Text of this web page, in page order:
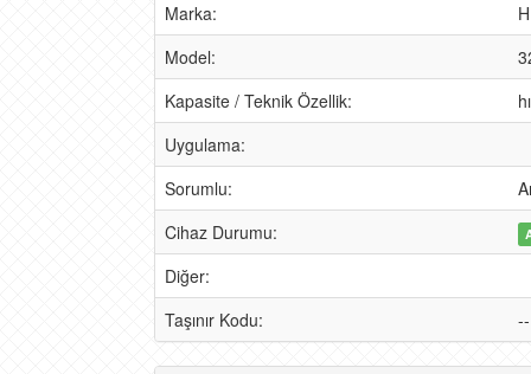
Marka:
Model:
Kapasite / Teknik Özellik:
Uygulama:
Sorumlu:
Cihaz Durumu:
Diğer:
Taşınır Kodu:
--